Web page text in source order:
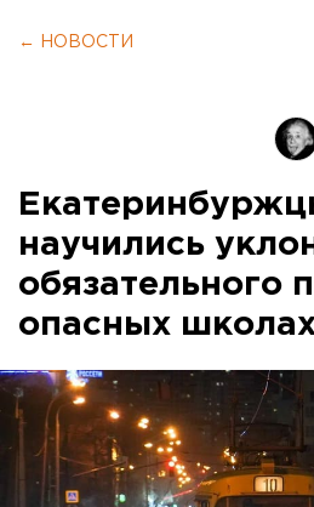
← НОВОСТИ
научились
обязательного
опасных